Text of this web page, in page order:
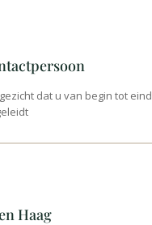
dat u van begin tot eind
Haag